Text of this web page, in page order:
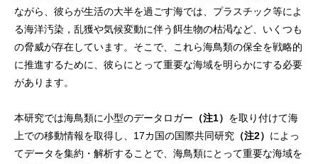
ながら、彼らが生活の大半を過ごす海では、プラスチック等によ
る海洋汚染，乱獲や気候変動に伴う餌生物の枯渇など、いくつも
の脅威が存在しています。そこで、これら海鳥類の保全を戦略的
に推進するために、彼らにとって重要な海域を明らかにする必要
があります。
本研究では海鳥類に小型のデータロガー （注1） を取り付けて海
上での移動情報を取得し、17カ国の国際共同研究 （注2） によっ
てデータを集約・解析することで、海鳥類にとって重要な海域を